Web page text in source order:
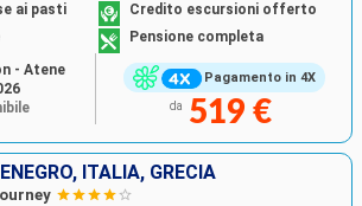
Pagamento in 4X
ai pasti
Credito escursioni offerto
Pensione completa
da 519 €
- Atene
ITALIA, GRECIA